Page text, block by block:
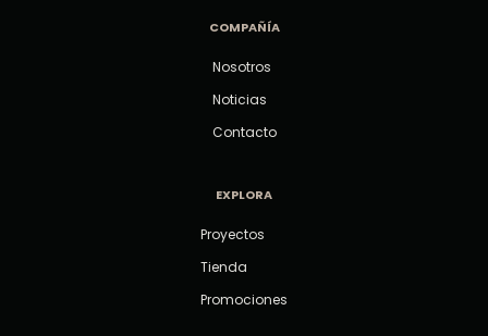
COMPAÑÍA
Nosotros
Noticias
Contacto
EXPLORA
Proyectos
Tienda
Promociones